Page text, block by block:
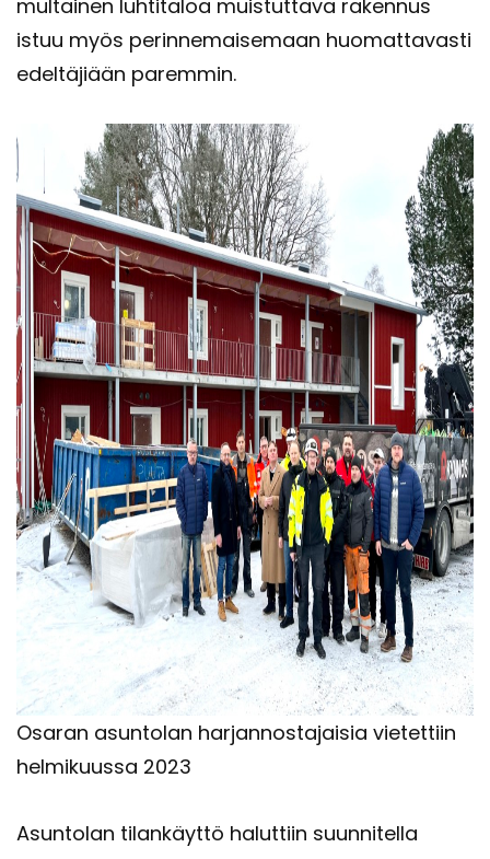
mul­tai­nen luh­ti­ta­loa muis­tut­ta­va ra­ken­nus
istuu myös pe­rin­ne­mai­se­maan huo­mat­ta­vas­ti
edel­tä­ji­ään pa­rem­min.
Osa­ran asun­to­lan har­jan­nos­ta­jai­sia vie­tet­tiin
hel­mi­kuus­sa 2023
Asun­to­lan ti­lan­käyt­tö ha­lut­tiin suun­ni­tel­la